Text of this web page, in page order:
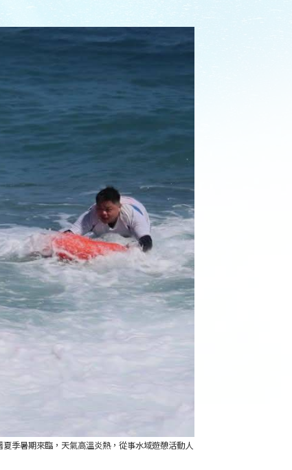
季暑期來臨，天氣高溫炎熱，從事水域遊憩活動人